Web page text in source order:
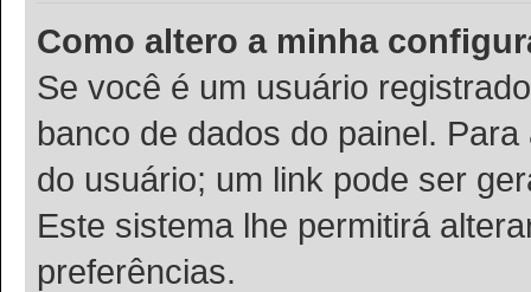
Como altero a minha
Se você é um usuário
banco de dados do painel.
do usuário; um link pode ser
Este sistema lhe permitirá
preferências.